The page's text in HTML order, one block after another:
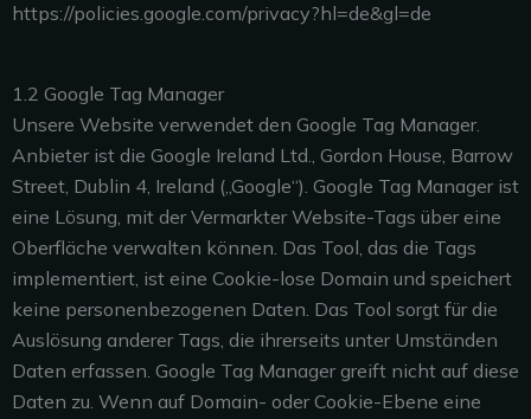
https://policies.google.com/privacy?hl=de&gl=de
1.2 Google Tag Manager
Unsere Website verwendet den Google Tag Manager.
Anbieter ist die Google Ireland Ltd., Gordon House, Barrow
Street, Dublin 4, Ireland („Google“). Google Tag Manager ist
eine Lösung, mit der Vermarkter Website-Tags über eine
Oberfläche verwalten können. Das Tool, das die Tags
implementiert, ist eine Cookie-lose Domain und speichert
keine personenbezogenen Daten. Das Tool sorgt für die
Auslösung anderer Tags, die ihrerseits unter Umständen
Daten erfassen. Google Tag Manager greift nicht auf diese
Daten zu. Wenn auf Domain- oder Cookie-Ebene eine